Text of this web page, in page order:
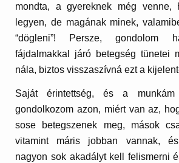
mondta, a gyereknek még venne,
legyen, de magának minek,
“dögleni”! Persze, gondolom
fájdalmakkal járó betegség tünetei
nála, biztos visszaszívná ezt a
Saját érintettség, és a
gondolkozom azon, miért van az,
sose betegszenek meg, mások
vitamint máris jobban vannak,
nagyon sok akadályt kell felismerni